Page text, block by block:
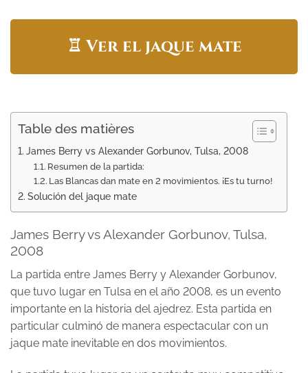
♖ Ver el jaque mate
Table des matières
James Berry vs Alexander Gorbunov, Tulsa, 2008
Resumen de la partida:
Las Blancas dan mate en 2 movimientos. ¡Es tu turno!
Solución del jaque mate
James Berry vs Alexander Gorbunov, Tulsa,
2008
La partida entre James Berry y Alexander Gorbunov,
que tuvo lugar en Tulsa en el año 2008, es un evento
importante en la historia del ajedrez. Esta partida en
particular culminó de manera espectacular con un
jaque mate inevitable en dos movimientos.